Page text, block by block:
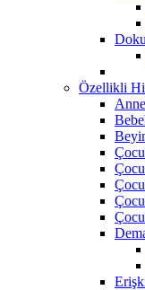
Özellikli